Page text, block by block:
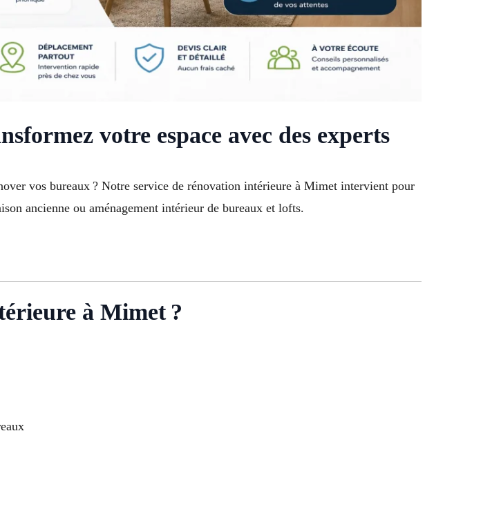
votre espace avec des experts
vos bureaux ? Notre service de rénovation intérieure à Mimet intervient pour
ancienne ou aménagement intérieur de bureaux et lofts.
à Mimet ?